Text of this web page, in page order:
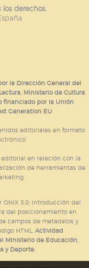
los derechos.
la Dirección General del
Ministerio de Cultura
financiado por la Unión
Generation EU
editoriales en formato
editorial en relación con la
de herramientas de
ONIX 3.0; introducción del
del posicionamiento en
campos de metadatos y
HTML.Actividad
Ministerio de Educación,
y Deporte.